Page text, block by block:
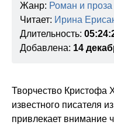
Chuzhoi_drug_15
Chuzhoi_drug_16
Chuzhoi_drug_17
Chuzhoi_drug_21
Жанр: Роман и проза
Читает: Ирина
Длительность:
Добавлена: 14
Творчество Кристофа
известного писателя
привлекает внимание